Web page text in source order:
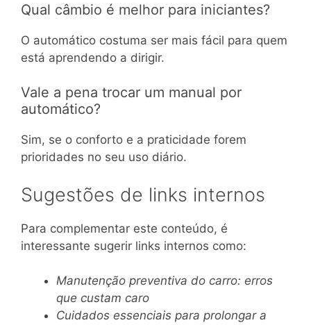
Qual câmbio é melhor para iniciantes?
O automático costuma ser mais fácil para quem
está aprendendo a dirigir.
Vale a pena trocar um manual por
automático?
Sim, se o conforto e a praticidade forem
prioridades no seu uso diário.
Sugestões de links internos
Para complementar este conteúdo, é
interessante sugerir links internos como:
Manutenção preventiva do carro: erros
que custam caro
Cuidados essenciais para prolongar a